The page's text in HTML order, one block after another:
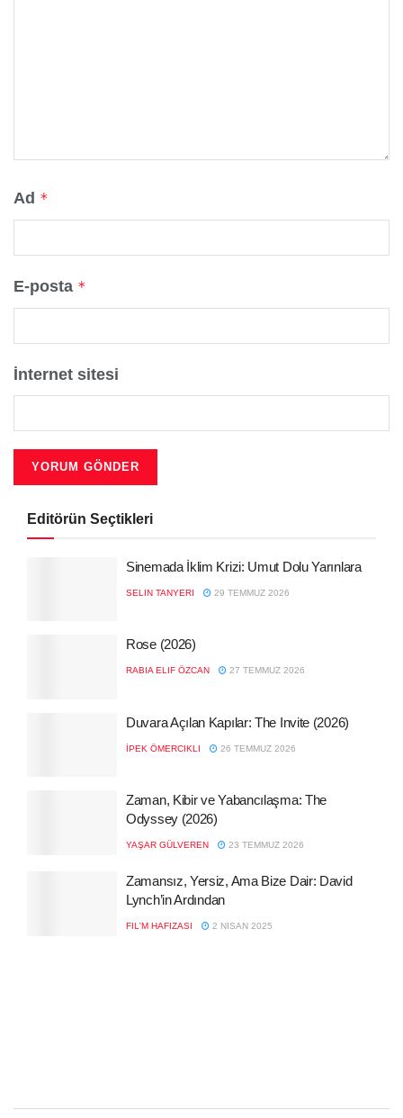
Ad *
E-posta *
İnternet sitesi
Editörün Seçtikleri
Sinemada İklim Krizi: Umut Dolu Yarınlara
SELIN TANYERI 29 TEMMUZ 2026
Rose (2026)
RABIA ELIF ÖZCAN 27 TEMMUZ 2026
Duvara Açılan Kapılar: The Invite (2026)
İPEK ÖMERCIKLI 26 TEMMUZ 2026
Zaman, Kibir ve Yabancılaşma: The
Odyssey (2026)
YAŞAR GÜLVEREN 23 TEMMUZ 2026
Zamansız, Yersiz, Ama Bize Dair: David
Lynch’in Ardından
FIL'M HAFIZASI 2 NISAN 2025